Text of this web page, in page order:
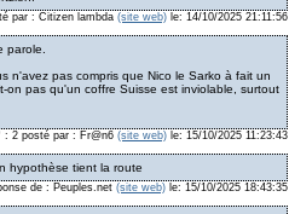
par : Citizen lambda (site web) le: 14/10/2025 21:11:56
parole.
n'avez pas compris que Nico le Sarko à fait un
on pas qu'un coffre Suisse est inviolable, surtout
: 2 posté par : Fr@n6 (site web) le: 15/10/2025 11:23:43
hypothèse tient la route
de : Peuples.net (site web) le: 15/10/2025 18:43:35